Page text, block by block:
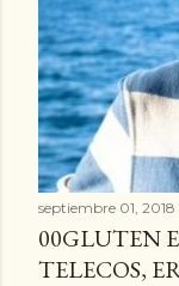
septiembre 01, 2018
00GLUTEN
TELECOS,